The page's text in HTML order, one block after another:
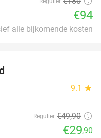
€94
alle bijkomende kosten
9.1 star
Regulier €49,90
€29,90